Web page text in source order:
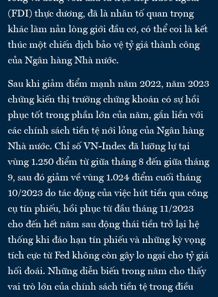
(FDI) thực dương, đã là nhân tố quan trọng
khác làm nản lòng giới đầu cơ, có thể coi là kết
thúc một chiến dịch bảo vệ tỷ giá thành công
của Ngân hàng Nhà nước.
Sau khi giảm điểm mạnh năm 2022, năm 2023
chứng kiến thị trường chứng khoán có sự hồi
phục tốt trong phần lớn của năm, gắn liền với
các chính sách tiền tệ nới lỏng của Ngân hàng
Nhà nước. Chỉ số VN-Index đã lưỡng lự tại
vùng 1.250 điểm từ giữa tháng 8 đến giữa tháng
9, sau đó giảm về vùng 1.024 điểm cuối tháng
10/2023 do tác động của việc hút tiền qua công
cụ tín phiếu, hồi phục từ đầu tháng 11/2023
cho đến hết năm sau động thái tiền trở lại hệ
thống khi đáo hạn tín phiếu và những kỳ vọng
tích cực từ Fed không còn gây lo ngại cho tỷ giá
hối đoái. Những diễn biến trong năm cho thấy
vai trò lớn của chính sách tiền tệ trong điều